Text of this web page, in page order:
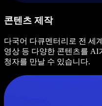
콘텐츠 제작
다국어 다큐멘터리로 전 세
영상 등 다양한 콘텐츠를 AI
청자를 만날 수 있습니다.